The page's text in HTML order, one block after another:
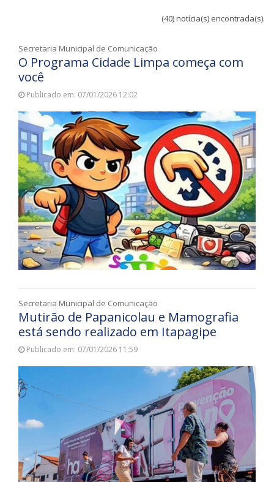
(40) notícia(s) encontrada(s).
Secretaria Municipal de Comunicação
O Programa Cidade Limpa começa com
você
Publicado em: 07/01/2026 12:02
Secretaria Municipal de Comunicação
Mutirão de Papanicolau e Mamografia
está sendo realizado em Itapagipe
Publicado em: 07/01/2026 11:59